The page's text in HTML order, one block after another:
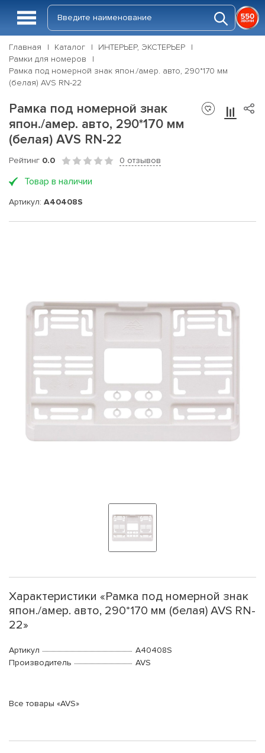
Главная Каталог
ИНТЕРЬЕР, ЭКСТЕРЬЕР
Рамки для номеров
Рамка под номерной знак япон./амер. авто, 290*170 мм
(белая) AVS RN-22
Рамка под номерной знак
япон./амер. авто, 290*170 мм
(белая) AVS RN-22
Рейтинг 0.0 0 отзывов
Товар в наличии
Артикул: A40408S
Характеристики «Рамка под номерной знак
япон./амер. авто, 290*170 мм (белая) AVS RN-
22»
Артикул
A40408S
Производитель
AVS
Все товары «AVS»